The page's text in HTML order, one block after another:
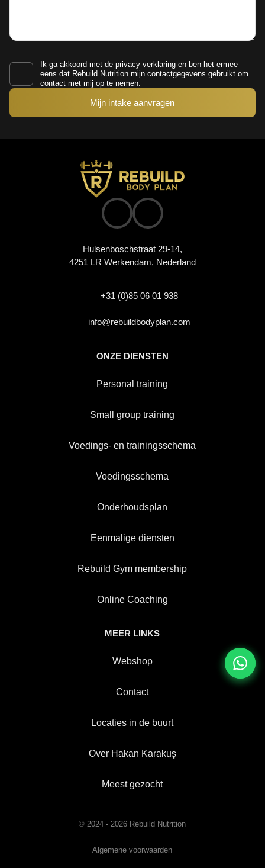
Ik ga akkoord met de privacy verklaring en ben het ermee
eens dat Rebuild Nutrition mijn contactgegevens gebruikt om
contact met mij op te nemen.
Hulsenboschstraat 29-14,
4251 LR Werkendam, Nederland
+31 (0)85 06 01 938
info@rebuildbodyplan.com
ONZE DIENSTEN
Personal training
Small group training
Voedings- en trainingsschema
Voedingsschema
Onderhoudsplan
Eenmalige diensten
Rebuild Gym membership
Online Coaching
MEER LINKS
Webshop
Contact
Locaties in de buurt
Over Hakan Karakuş
Meest gezocht
© 2024 - 2026 Rebuild Nutrition
Algemene voorwaarden